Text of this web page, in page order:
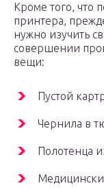
Кроме того, что
принтера,
нужно изучить
совершении
вещи:
Пустой
Чернила в
Полотенца